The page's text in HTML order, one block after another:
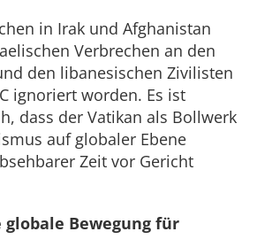
in Irak und Afghanistan
Verbrechen an den
den libanesischen Zivilisten
ignoriert worden. Es ist
dass der Vatikan als Bollwerk
auf globaler Ebene
Zeit vor Gericht
globale Bewegung für